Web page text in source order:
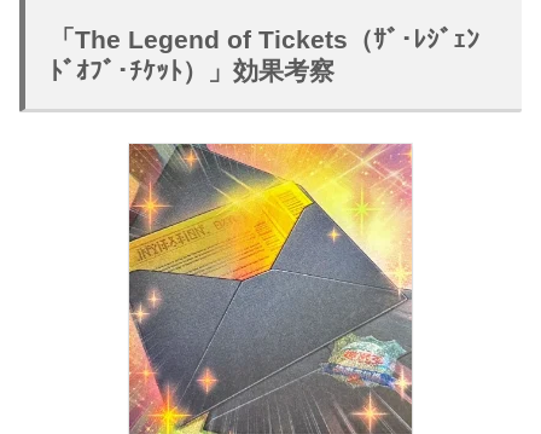
「The Legend of Tickets（ｻﾞ･ﾚｼﾞｪﾝ
ﾄﾞｵﾌﾞ･ﾁｹｯﾄ）」効果考察